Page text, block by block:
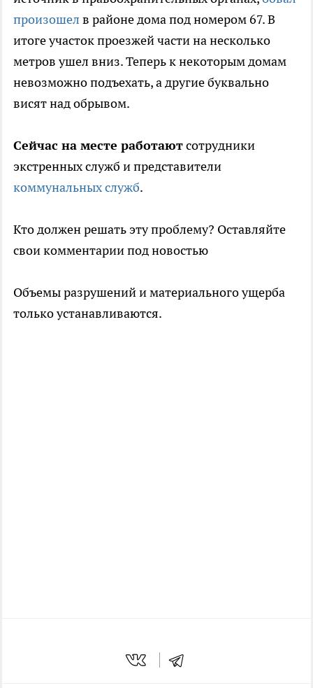
произошел в районе дома под номером 67. В
итоге участок проезжей части на несколько
метров ушел вниз. Теперь к некоторым домам
невозможно подъехать, а другие буквально
висят над обрывом.
Сейчас на месте работаютсотрудники
экстренных служб и представители
коммунальных служб.
Кто должен решать эту проблему? Оставляйте
свои комментарии под новостью
Объемы разрушений и материального ущерба
только устанавливаются.